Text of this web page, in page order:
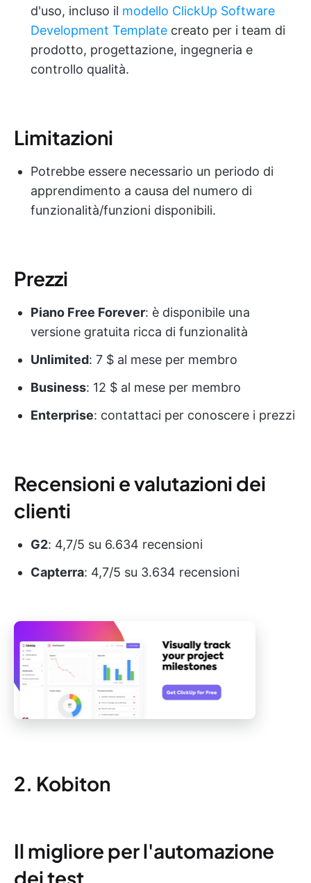
d'uso, incluso il modello ClickUp Software
Development Template creato per i team di
prodotto, progettazione, ingegneria e
controllo qualità.
Limitazioni
Potrebbe essere necessario un periodo di
apprendimento a causa del numero di
funzionalità/funzioni disponibili.
Prezzi
Piano Free Forever: è disponibile una
versione gratuita ricca di funzionalità
Unlimited: 7 $ al mese per membro
Business: 12 $ al mese per membro
Enterprise: contattaci per conoscere i prezzi
Recensioni e valutazioni dei
clienti
G2: 4,7/5 su 6.634 recensioni
Capterra: 4,7/5 su 3.634 recensioni
2. Kobiton
Il migliore per l'automazione
dei test